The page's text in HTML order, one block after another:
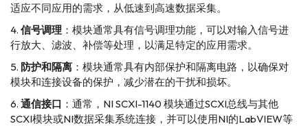
适应不同应用的需求，从低速到高速数据采集。
信号调理 ：模块通常具有信号调理功能，可以对输入信号进
行放大、滤波、补偿等处理，以满足特定的应用需求。
防护和隔离 ：模块通常具有内部保护和隔离电路，以确保对
模块和连接设备的保护，减少潜在的干扰和损坏。
通信接口 ：通常，NI SCXI-1140 模块通过SCXI总线与其他
SCXI模块或NI数据采集系统连接，并可以使用NI的LabVIEW等